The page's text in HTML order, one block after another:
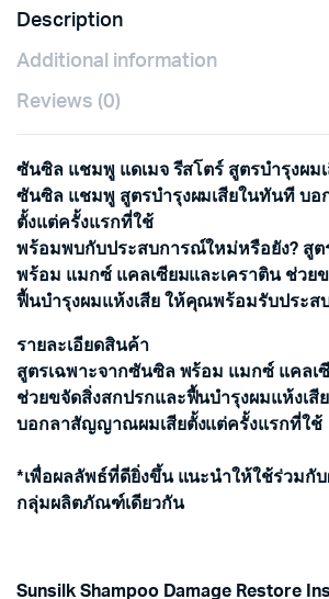
ส้ม)650
quantity
Description
Additional information
Reviews (0)
ซันซิล แชมพู แดเมจ รีสโตร์ สูตรบำรุงผม
ซันซิล แชมพู สูตรบำรุงผมเสียในทันที บ
ตั้งแต่ครั้งแรกที่ใช้
พร้อมพบกับประสบการณ์ใหม่หรือยัง? สูต
พร้อม แมกซ์ แคลเซียมและเคราติน ช่วย
ฟื้นบำรุงผมแห้งเสีย ให้คุณพร้อมรับประ
รายละเอียดสินค้า
สูตรเฉพาะจากซันซิล พร้อม แมกซ์ แคลเ
ช่วยขจัดสิ่งสกปรกและฟื้นบำรุงผมแห้งเสีย
บอกลาสัญญาณผมเสียตั้งแต่ครั้งแรกที่ใช้
*เพื่อผลลัพธ์ที่ดียิ่งขึ้น แนะนำให้ใช้ร่วม
กลุ่มผลิตภัณฑ์เดียวกัน
Sunsilk Shampoo Damage Restore